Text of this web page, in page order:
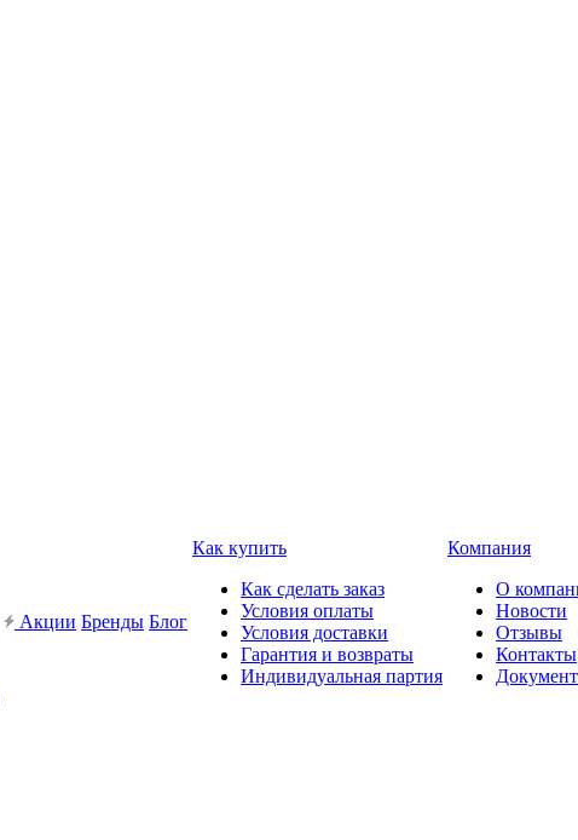
Акции Бренды Блог
Как купить
Как сделать заказ
Условия оплаты
Условия доставки
Гарантия и возвраты
Индивидуальная партия
Компания
О
Новости
Отзывы
Контакты